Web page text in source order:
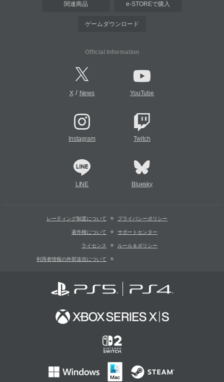
関連商品 e-STOREで購入
ゲームダウンロード
Official Information
X/ News YouTube
Instagram Twitch
LINE Bluesky
レーティング制度について プライバシーポリシー
著作権について サポートセンター
ライセンス ルール＆ポリシー
利用者情報の外部送信について